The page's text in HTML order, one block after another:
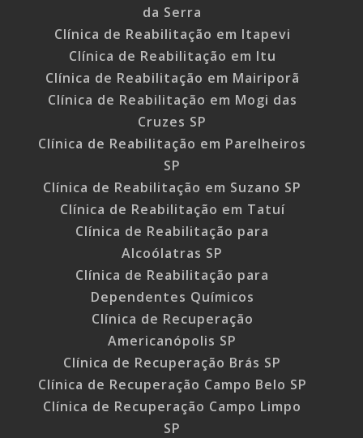
da Serra
Clínica de Reabilitação em Itapevi
Clínica de Reabilitação em Itu
Clínica de Reabilitação em Mairiporã
Clínica de Reabilitação em Mogi das
Cruzes SP
Clínica de Reabilitação em Parelheiros
SP
Clínica de Reabilitação em Suzano SP
Clínica de Reabilitação em Tatuí
Clínica de Reabilitação para
Alcoólatras SP
Clínica de Reabilitação para
Dependentes Químicos
Clínica de Recuperação
Americanópolis SP
Clínica de Recuperação Brás SP
Clínica de Recuperação Campo Belo SP
Clínica de Recuperação Campo Limpo
SP